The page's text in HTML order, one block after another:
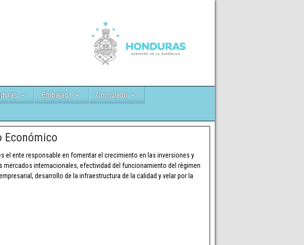
Embajada
Consulado
Económico
el ente responsable en fomentar el crecimiento en las inversiones y
internacionales, efectividad del funcionamiento del régimen
desarrollo de la infraestructura de la calidad y velar por la